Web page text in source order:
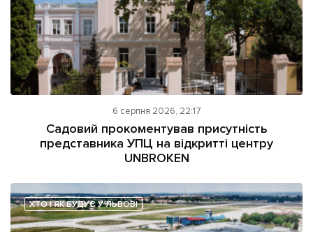
6 серпня 2026, 22:17
Садовий прокоментував присутність
представника УПЦ на відкритті центру
UNBROKEN
ХТО І ЯК БУДУЄ У ЛЬВОВІ